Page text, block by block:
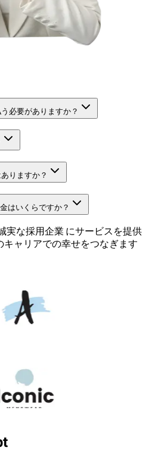
必要がありますか？
りますか？
はいくらですか？
実な採用企業 にサービスを提供
キャリアでの幸せをつなぎます